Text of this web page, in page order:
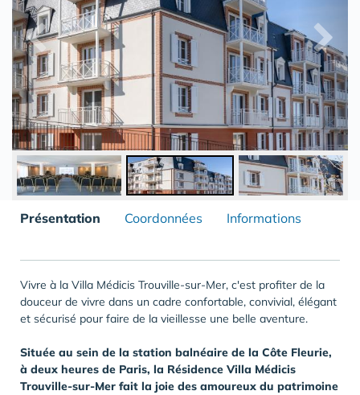
Présentation Coordonnées Informations
Vivre à la Villa Médicis Trouville-sur-Mer, c'est profiter de la
douceur de vivre dans un cadre confortable, convivial, élégant
et sécurisé pour faire de la vieillesse une belle aventure.
Située au sein de la station balnéaire de la Côte Fleurie,
à deux heures de Paris, la Résidence Villa Médicis
Trouville-sur-Mer fait la joie des amoureux du patrimoine